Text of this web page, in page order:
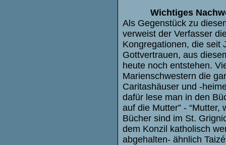
Wichtiges
Als Gegenstück zu
verweist der Verfasser
Kongregationen, die seit
Gottvertrauen, aus
heute noch entstehen.
Marienschwestern die
Caritashäuser und -
dafür lese man in den
auf die Mutter” - “Mutter,
Bücher sind im St.
dem Konzil katholisch
abgehalten- ähnlich